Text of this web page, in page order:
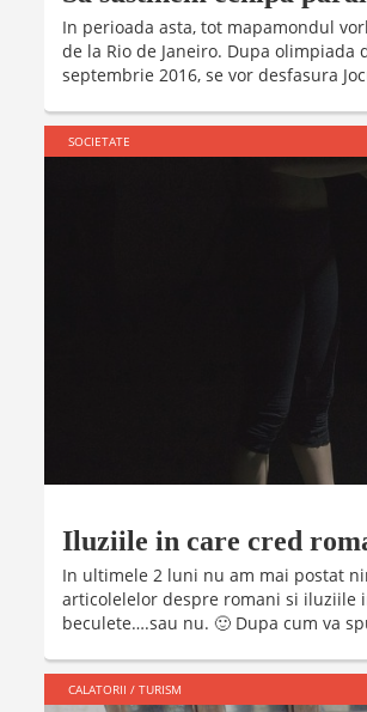
In perioada asta, tot mapamondul
de la Rio de Janeiro. Dupa
septembrie 2016, se vor desfasura
SOCIETATE
Iluziile in care cred
In ultimele 2 luni nu am mai postat
articolelelor despre romani si iluziile
beculete….sau nu. 🙂 Dupa cum va
CALATORII / TURISM